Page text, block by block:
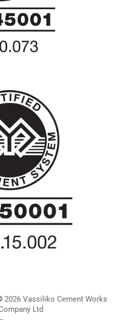
2026 Vassiliko Cement Works
Ltd